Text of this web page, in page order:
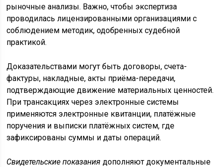
рыночные анализы. Важно, чтобы экспертиза
проводилась лицензированными организациями с
соблюдением методик, одобренных судебной
практикой.
Доказательствами могут быть договоры, счета-
фактуры, накладные, акты приёма-передачи,
подтверждающие движение материальных ценностей.
При трансакциях через электронные системы
применяются электронные квитанции, платёжные
поручения и выписки платёжных систем, где
зафиксированы суммы и даты операций.
Свидетельские показания дополняют документальные